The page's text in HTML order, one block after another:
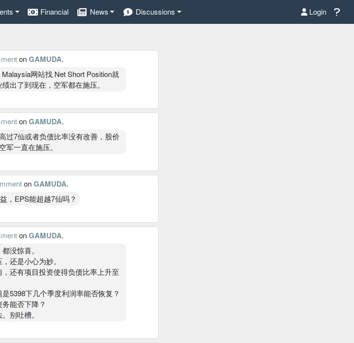
Financial News Discussions Login
onGAMUDA.
网站找 Net Short Position就
出了到现在，空军都在施压。
onGAMUDA.
过7仙或者负债比率没有改善，股价
军一直在施压。
onGAMUDA.
，EPS能超越7仙吗？
onGAMUDA.
没惊喜。
还是小心为妙。
还有项目投资使得负债比率上升至
5398下几个季度利润率能否恢复？
能否下降？
别吐槽。